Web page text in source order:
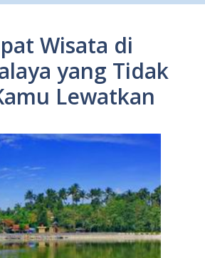
Wisata di
yang Tidak
Lewatkan